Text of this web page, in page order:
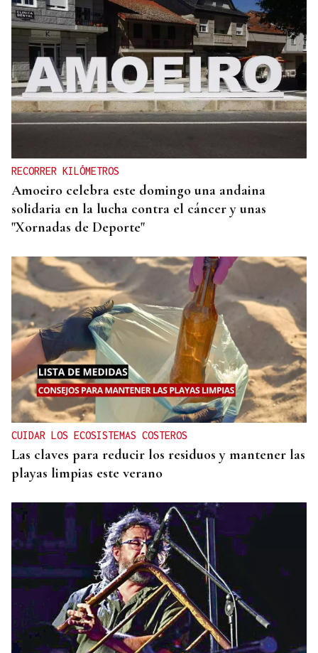
ESPACIO SCHENGEN
Grande-Marlaska comunica a la Unión Europea la
decisión del gobierno de restablecer los controles
con Italia
RECORRER KILÓMETROS
Amoeiro celebra este domingo una andaina
solidaria en la lucha contra el cáncer y unas
"Xornadas de Deporte"
CUIDAR LOS ECOSISTEMAS COSTEROS
Las claves para reducir los residuos y mantener las
playas limpias este verano